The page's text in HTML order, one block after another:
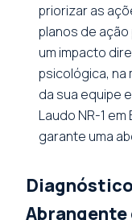
priorizar as
planos de
um impacto
psicológica,
da sua equipe
Laudo NR-1
garante uma
Abrangente